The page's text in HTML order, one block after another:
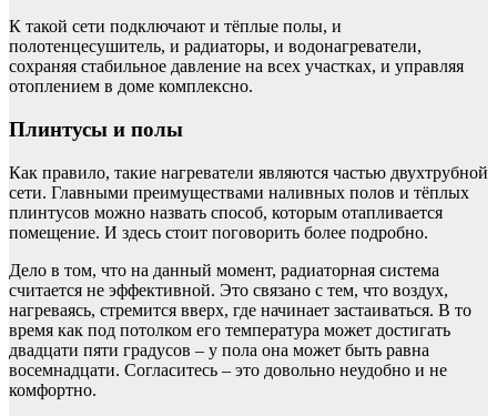
К такой сети подключают и тёплые полы, и
полотенцесушитель, и радиаторы, и водонагреватели,
сохраняя стабильное давление на всех участках, и управляя
отоплением в доме комплексно.
Плинтусы и полы
Как правило, такие нагреватели являются частью двухтрубной
сети. Главными преимуществами наливных полов и тёплых
плинтусов можно назвать способ, которым отапливается
помещение. И здесь стоит поговорить более подробно.
Дело в том, что на данный момент, радиаторная система
считается не эффективной. Это связано с тем, что воздух,
нагреваясь, стремится вверх, где начинает застаиваться. В то
время как под потолком его температура может достигать
двадцати пяти градусов – у пола она может быть равна
восемнадцати. Согласитесь – это довольно неудобно и не
комфортно.